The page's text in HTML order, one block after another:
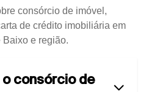
consórcio de imóvel,
de crédito imobiliária em
Baixo e região.
o consórcio de